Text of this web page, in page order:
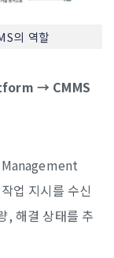
의 역할
→ CMMS
업 지시를 수신
, 해결 상태를 추